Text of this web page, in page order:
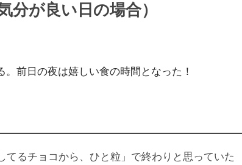
分が良い日の場合）
前日の夜は嬉しい食の時間となった！
てるチョコから、ひと粒」で終わりと思っていた